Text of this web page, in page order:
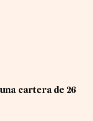
cartera de 26